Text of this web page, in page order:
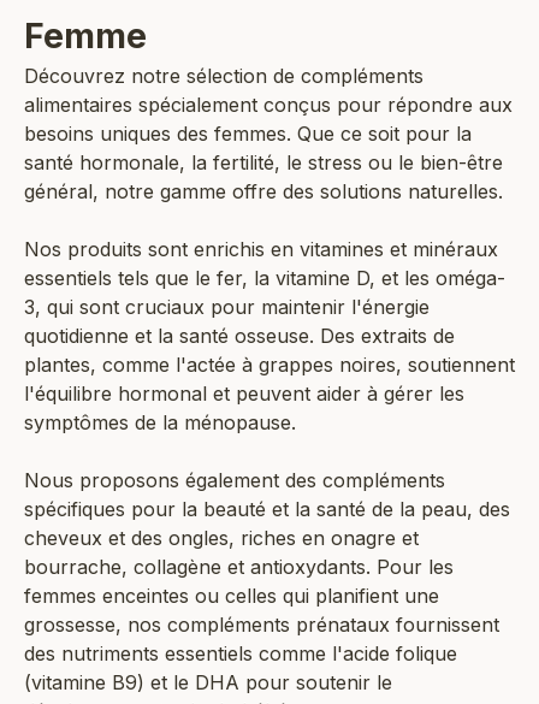
Femme
Découvrez notre sélection de compléments
alimentaires spécialement conçus pour répondre aux
besoins uniques des femmes. Que ce soit pour la
santé hormonale, la fertilité, le stress ou le bien-être
général, notre gamme offre des solutions naturelles.
Nos produits sont enrichis en vitamines et minéraux
essentiels tels que le fer, la vitamine D, et les oméga-
3, qui sont cruciaux pour maintenir l'énergie
quotidienne et la santé osseuse. Des extraits de
plantes, comme l'actée à grappes noires, soutiennent
l'équilibre hormonal et peuvent aider à gérer les
symptômes de la ménopause.
Nous proposons également des compléments
spécifiques pour la beauté et la santé de la peau, des
cheveux et des ongles, riches en onagre et
bourrache, collagène et antioxydants. Pour les
femmes enceintes ou celles qui planifient une
grossesse, nos compléments prénataux fournissent
des nutriments essentiels comme l'acide folique
(vitamine B9) et le DHA pour soutenir le